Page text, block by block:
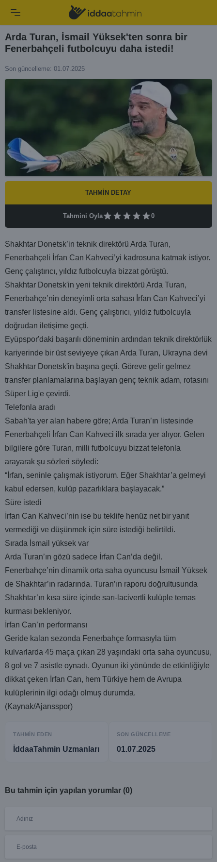
Arda Turan, İsmail Yüksek'ten sonra bir
Fenerbahçeli futbolcuyu daha istedi!
Son güncelleme: 01.07.2025
TAHMİN DETAY
Tahmini Oyla 0
Shakhtar Donetsk’in teknik direktörü Arda Turan,
Fenerbahçeli İrfan Can Kahveci’yi kadrosuna katmak istiyor.
Genç çalıştırıcı, yıldız futbolcuyla bizzat görüştü.
Shakhtar Donetsk'in yeni teknik direktörü Arda Turan,
Fenerbahçe’nin deneyimli orta sahası İrfan Can Kahveci’yi
transfer listesine aldı. Genç çalıştırıcı, yıldız futbolcuyla
doğrudan iletişime geçti.
Eyüpspor'daki başarılı döneminin ardından teknik direktörlük
kariyerinde bir üst seviyeye çıkan Arda Turan, Ukrayna devi
Shakhtar Donetsk'in başına geçti. Göreve gelir gelmez
transfer planlamalarına başlayan genç teknik adam, rotasını
Süper Lig'e çevirdi.
Telefonla aradı
Sabah'ta yer alan habere göre; Arda Turan’ın listesinde
Fenerbahçeli İrfan Can Kahveci ilk sırada yer alıyor. Gelen
bilgilere göre Turan, milli futbolcuyu bizzat telefonla
arayarak şu sözleri söyledi:
“İrfan, seninle çalışmak istiyorum. Eğer Shakhtar’a gelmeyi
kabul edersen, kulüp pazarlıklara başlayacak.”
Süre istedi
İrfan Can Kahveci’nin ise bu teklife henüz net bir yanıt
vermediği ve düşünmek için süre istediği belirtildi.
Sırada İsmail yüksek var
Arda Turan’ın gözü sadece İrfan Can’da değil.
Fenerbahçe’nin dinamik orta saha oyuncusu İsmail Yüksek
de Shakhtar’ın radarında. Turan’ın raporu doğrultusunda
Shakhtar’ın kısa süre içinde sarı-lacivertli kulüple temas
kurması bekleniyor.
İrfan Can’ın performansı
Geride kalan sezonda Fenerbahçe formasıyla tüm
kulvarlarda 45 maça çıkan 28 yaşındaki orta saha oyuncusu,
8 gol ve 7 asistle oynadı. Oyunun iki yönünde de etkinliğiyle
dikkat çeken İrfan Can, hem Türkiye hem de Avrupa
kulüplerinin ilgi odağı olmuş durumda.
(Kaynak/Ajansspor)
TAHMIN EDEN
İddaaTahmin Uzmanları
SON GÜNCELLEME
01.07.2025
Bu tahmin için yapılan yorumlar (0)